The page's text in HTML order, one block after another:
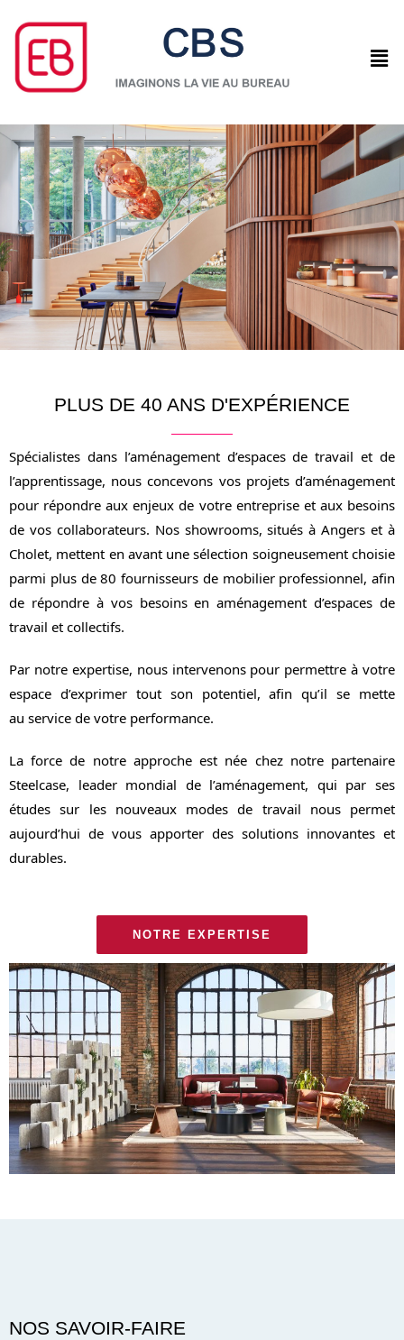
PLUS DE 40 ANS D'EXPÉRIENCE
Spécialistes dans l’aménagement d’espaces de travail et de
l’apprentissage, nous concevons vos projets d’aménagement
pour répondre aux enjeux de votre entreprise et aux besoins
de vos collaborateurs. Nos showrooms, situés à Angers et à
Cholet, mettent en avant une sélection soigneusement choisie
parmi plus de 80 fournisseurs de mobilier professionnel, afin
de répondre à vos besoins en aménagement d’espaces de
travail et collectifs.
Par notre expertise, nous intervenons pour permettre à votre
espace d’exprimer tout son potentiel, afin qu’il se mette
au service de votre performance.
La force de notre approche est née chez notre partenaire
Steelcase, leader mondial de l’aménagement, qui par ses
études sur les nouveaux modes de travail nous permet
aujourd’hui de vous apporter des solutions innovantes et
durables.
NOTRE EXPERTISE
NOS SAVOIR-FAIRE